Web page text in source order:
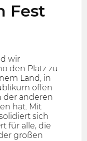
Fest
wir
den Platz zu
Land, in
offen
der anderen
hat. Mit
sich
für alle, die
großen